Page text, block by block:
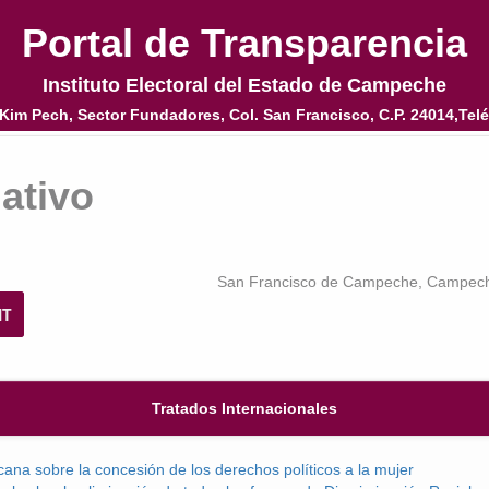
Portal de Transparencia
Instituto Electoral del Estado de Campeche
Pech, Sector Fundadores, Col. San Francisco, C.P.
Portal de Transparencia
Instituto Electoral del Estado de Campeche
Pech, Sector Fundadores, Col. San Francisco, C.P.
San Francisco de Campeche,
Tratados Internacionales
sobre la concesión de los derechos políticos a la mujer